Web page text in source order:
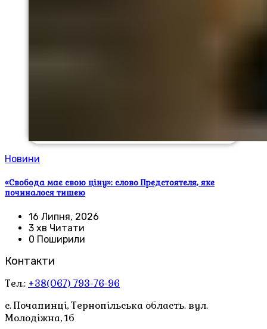
Новини
«Свобода має свою ціну»: слово Предстоятеля, яке
починалося тишею
16 Липня, 2026
3 хв Читати
0 Поширили
Контакти
Тел.: +38(067) 793-76-96
с. Почапинці, Тернопільська область. вул.
Молодіжна, 1б